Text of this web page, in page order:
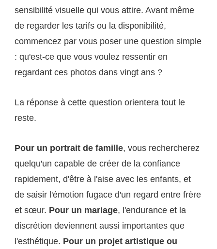
sensibilité visuelle qui vous attire. Avant même
de regarder les tarifs ou la disponibilité,
commencez par vous poser une question simple
: qu'est-ce que vous voulez ressentir en
regardant ces photos dans vingt ans ?
La réponse à cette question orientera tout le
reste.
Pour un portrait de famille, vous rechercherez
quelqu'un capable de créer de la confiance
rapidement, d'être à l'aise avec les enfants, et
de saisir l'émotion fugace d'un regard entre frère
et sœur. Pour un mariage, l'endurance et la
discrétion deviennent aussi importantes que
l'esthétique. Pour un projet artistique ou